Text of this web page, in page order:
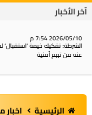
آخر الأخبار
2026/05/10 7:54 م
الشرطة: تفكيك خيمة ‘استقبال‘
عنه من تهم أمنية
الرئيسية اخبار